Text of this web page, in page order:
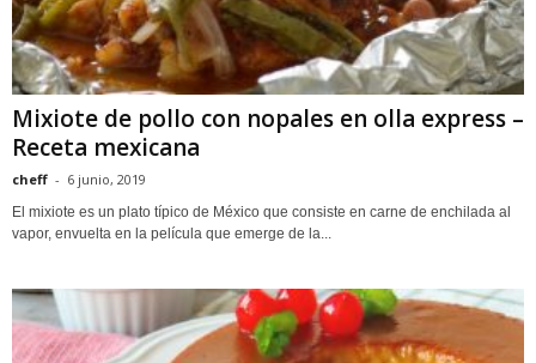
Mixiote de pollo con nopales en olla express –
Receta mexicana
cheff - 6 junio, 2019
El mixiote es un plato típico de México que consiste en carne de enchilada al
vapor, envuelta en la película que emerge de la...